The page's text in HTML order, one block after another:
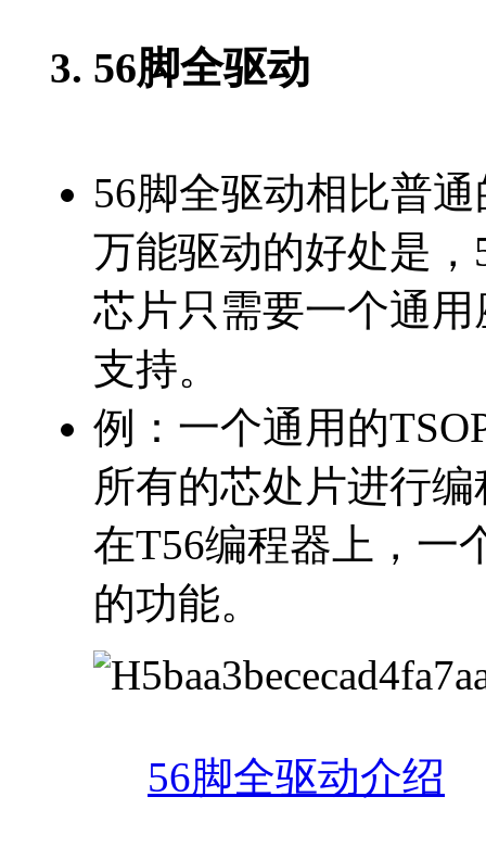
3. 56脚全驱动
56脚全驱动相比普
万能驱动的好处是
芯片只需要一个通
支持。
例：一个通用的
所有的芯处片进行编
在T56编程器上，一
的功能。
56脚全驱动介绍